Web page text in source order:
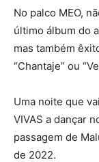
No palco MEO,
último álbum do
mas também
“Chantaje” ou
Uma noite que
VIVAS a dançar
passagem de
de 2022.